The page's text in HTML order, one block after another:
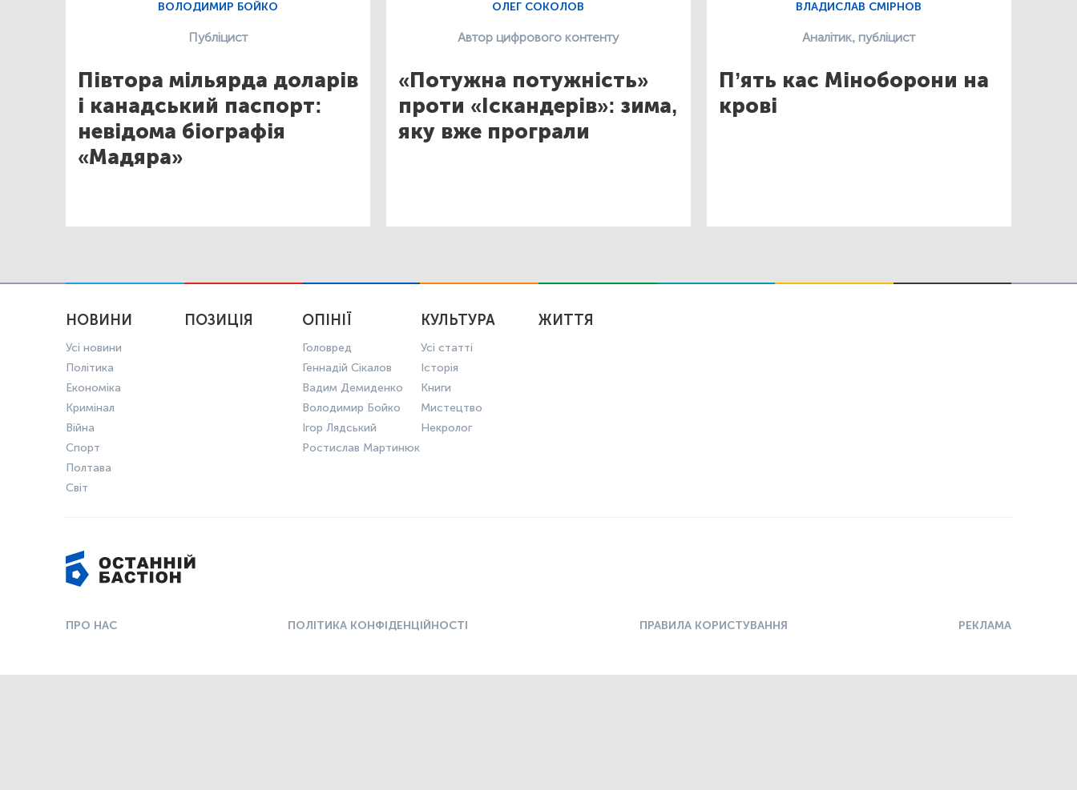
ВОЛОДИМИР БОЙКО
Публіцист
Півтора мільярда доларів
і канадський паспорт:
невідома біографія
«Мадяра»
ОЛЕГ СОКОЛОВ
Автор цифрового контенту
«Потужна потужність»
проти «Іскандерів»: зима,
яку вже програли
ВЛАДИСЛАВ СМІРНОВ
Аналітик, публіцист
П’ять кас Міноборони на
крові
НОВИНИ
Усі новини
Політика
Економіка
Кримінал
Війна
Спорт
Полтава
Світ
ПОЗИЦІЯ ОПІНІЇ
Головред
Геннадій Сікалов
Вадим Демиденко
Володимир Бойко
Ігор Лядський
Ростислав Мартинюк
КУЛЬТУРА
Усі статті
Історія
Книги
Мистецтво
Некролог
ЖИТТЯ
ПРО НАС ПОЛІТИКА КОНФІДЕНЦІЙНОСТІ ПРАВИЛА КОРИСТУВАННЯ РЕКЛАМА